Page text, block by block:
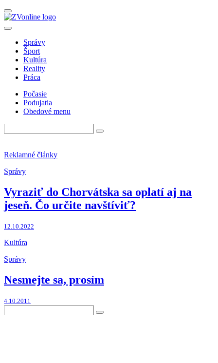
Správy
Šport
Kultúra
Reality
Práca
Počasie
Podujatia
Obedové menu
Reklamné články
Správy
Vyraziť do Chorvátska sa oplatí aj na
jeseň. Čo určite navštíviť?
12.10.2022
Kultúra
Správy
Nesmejte sa, prosím
4.10.2011